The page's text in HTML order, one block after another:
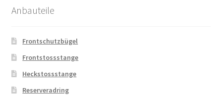
Anbauteile
Frontschutzbügel
Frontstossstange
Heckstossstange
Reserveradring